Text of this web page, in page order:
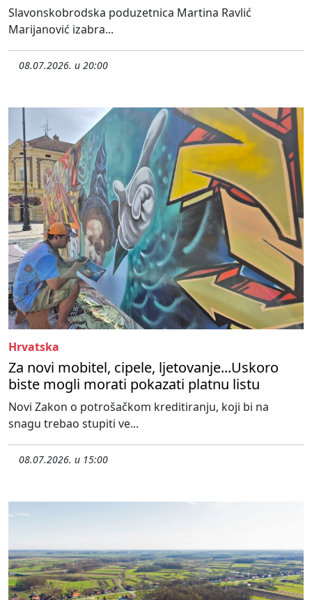
Slavonskobrodska poduzetnica Martina Ravlić
Marijanović izabra...
08.07.2026. u 20:00
Hrvatska
Za novi mobitel, cipele, ljetovanje...Uskoro
biste mogli morati pokazati platnu listu
Novi Zakon o potrošačkom kreditiranju, koji bi na
snagu trebao stupiti ve...
08.07.2026. u 15:00